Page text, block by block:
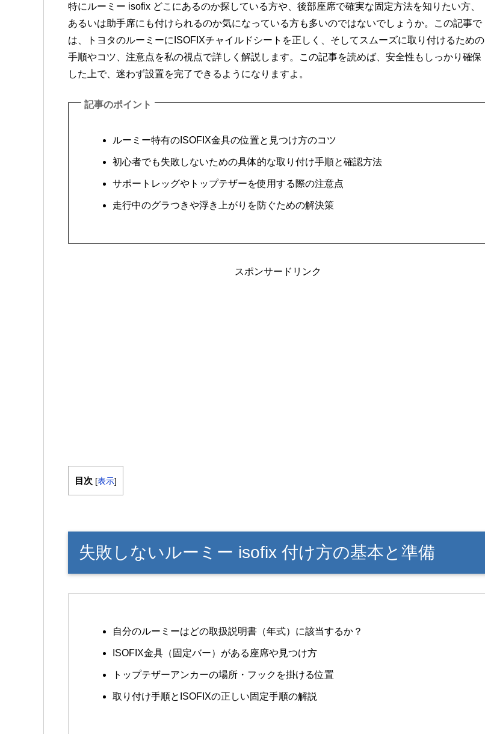
特にルーミー isofix どこにあるのか探している方や、後部座席で確実な固定方法を知りたい方、
あるいは助手席にも付けられるのか気になっている方も多いのではないでしょうか。この記事で
は、トヨタのルーミーにISOFIXチャイルドシートを正しく、そしてスムーズに取り付けるための
手順やコツ、注意点を私の視点で詳しく解説します。この記事を読めば、安全性もしっかり確保
した上で、迷わず設置を完了できるようになりますよ。
記事のポイント
ルーミー特有のISOFIX金具の位置と見つけ方のコツ
初心者でも失敗しないための具体的な取り付け手順と確認方法
サポートレッグやトップテザーを使用する際の注意点
走行中のグラつきや浮き上がりを防ぐための解決策
スポンサードリンク
目次 [表示]
失敗しないルーミー isofix 付け方の基本と準備
自分のルーミーはどの取扱説明書（年式）に該当するか？
ISOFIX金具（固定バー）がある座席や見つけ方
トップテザーアンカーの場所・フックを掛ける位置
取り付け手順とISOFIXの正しい固定手順の解説